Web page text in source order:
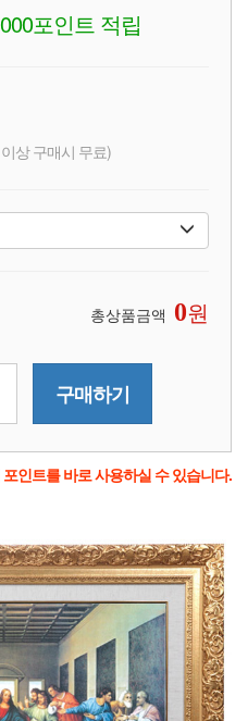
포인트 적립
상 구매시 무료)
총상품금액 0원
구매하기
인트를 바로 사용하실 수 있습니다.